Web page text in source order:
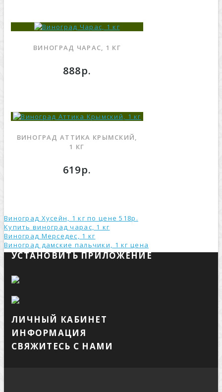
ВИНОГРАД ЧАРАС, 1 КГ
888р.
ВИНОГРАД АТТИКА КРЫМСКИЙ,
1 КГ
619р.
Виноград Хусейн, 1 кг по цене 518р.
Купить виноград чарас, 1 кг
Виноград Мерседес, 1 кг
Виноград дамские пальчики, 1 кг ценa
УСТАНОВИТЬ ПРИЛОЖЕНИЕ
ЛИЧНЫЙ КАБИНЕТ
ИНФОРМАЦИЯ
СВЯЖИТЕСЬ С НАМИ